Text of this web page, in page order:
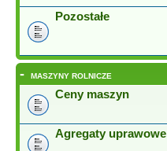
Pozostałe
- MASZYNY ROLNICZE
Ceny maszyn
Agregaty uprawowe